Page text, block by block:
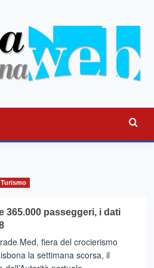
Turismo
365.000 passeggeri, i dati
Med, fiera del crocierismo
la settimana scorsa, il